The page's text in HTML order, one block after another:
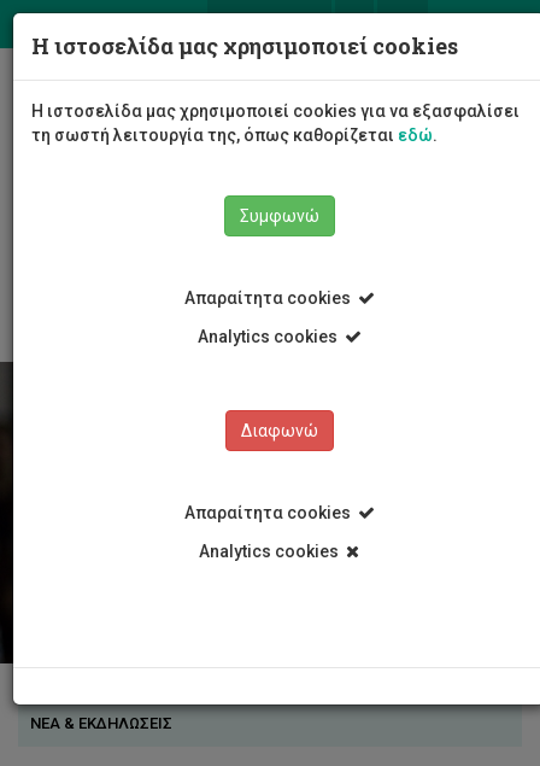
ΝΕΑ & ΕΚΔΗΛΩΣΕΙΣ
Η ιστοσελίδα μας χρησιμοποιεί cookies
Η ιστοσελίδα μας χρησιμοποιεί cookies για να εξασφαλίσει
τη σωστή λειτουργία της, όπως καθορίζεται εδώ.
Συμφωνώ
Απαραίτητα cookies
Analytics cookies
Διαφωνώ
Απαραίτητα cookies
Analytics cookies